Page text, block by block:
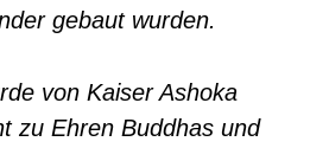
gebaut wurden.
von Kaiser Ashoka
zu Ehren Buddhas und